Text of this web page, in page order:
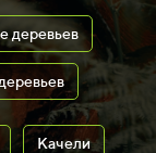
деревьев
Качели